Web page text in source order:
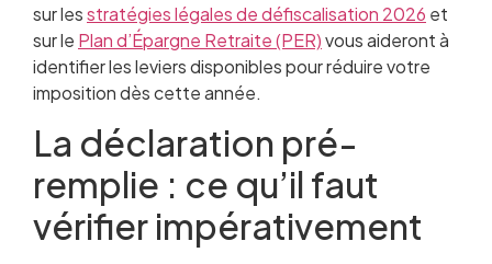
sur lesstratégies légales de défiscalisation 2026 et
sur le Plan d’Épargne Retraite (PER)vous aideront à
identifier les leviers disponibles pour réduire votre
imposition dès cette année.
La déclaration pré-
remplie : ce qu’il faut
vérifier impérativement